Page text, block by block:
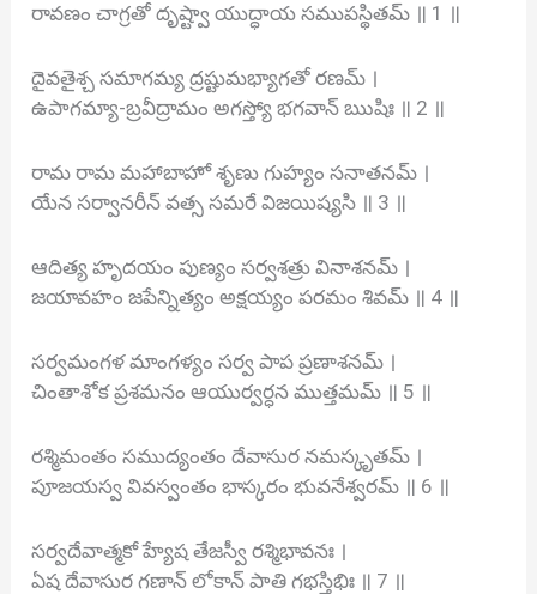
రావణం చాగ్రతో దృష్ట్వా యుద్ధాయ సముపస్థితమ్ ॥ 1 ॥
దైవతైశ్చ సమాగమ్య ద్రష్టుమభ్యాగతో రణమ్ ।
ఉపాగమ్యా-బ్రవీద్రామం అగస్త్యో భగవాన్ ఋషిః ॥ 2 ॥
రామ రామ మహాబాహో శృణు గుహ్యం సనాతనమ్ ।
యేన సర్వానరీన్ వత్స సమరే విజయిష్యసి ॥ 3 ॥
ఆదిత్య హృదయం పుణ్యం సర్వశత్రు వినాశనమ్ ।
జయావహం జపేన్నిత్యం అక్షయ్యం పరమం శివమ్ ॥ 4 ॥
సర్వమంగళ మాంగళ్యం సర్వ పాప ప్రణాశనమ్ ।
చింతాశోక ప్రశమనం ఆయుర్వర్ధన ముత్తమమ్ ॥ 5 ॥
రశ్మిమంతం సముద్యంతం దేవాసుర నమస్కృతమ్ ।
పూజయస్వ వివస్వంతం భాస్కరం భువనేశ్వరమ్ ॥ 6 ॥
సర్వదేవాత్మకో హ్యేష తేజస్వీ రశ్మిభావనః ।
ఏష దేవాసుర గణాన్ లోకాన్ పాతి గభస్తిభిః ॥ 7 ॥